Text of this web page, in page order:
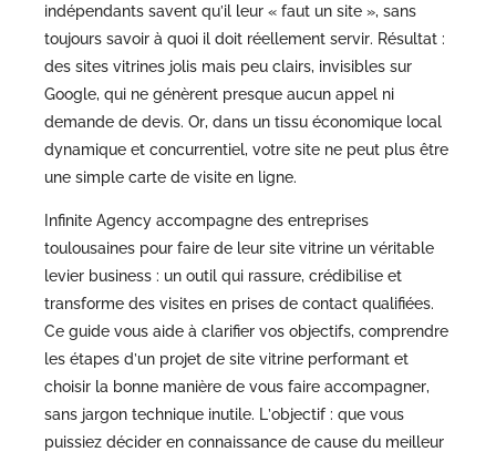
indépendants savent qu’il leur « faut un site », sans
toujours savoir à quoi il doit réellement servir. Résultat :
des sites vitrines jolis mais peu clairs, invisibles sur
Google, qui ne génèrent presque aucun appel ni
demande de devis. Or, dans un tissu économique local
dynamique et concurrentiel, votre site ne peut plus être
une simple carte de visite en ligne.
Infinite Agency accompagne des entreprises
toulousaines pour faire de leur site vitrine un véritable
levier business : un outil qui rassure, crédibilise et
transforme des visites en prises de contact qualifiées.
Ce guide vous aide à clarifier vos objectifs, comprendre
les étapes d’un projet de site vitrine performant et
choisir la bonne manière de vous faire accompagner,
sans jargon technique inutile. L’objectif : que vous
puissiez décider en connaissance de cause du meilleur